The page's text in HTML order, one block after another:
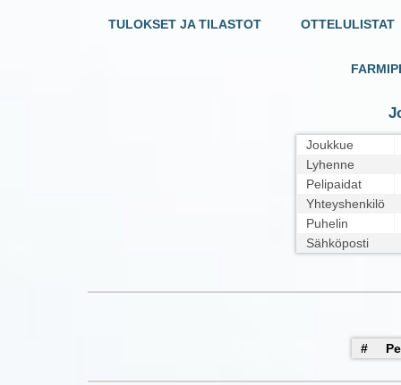
TULOKSET JA TILASTOT OTTELULISTAT
Joukkue
Lyhenne
Pelipaidat
Yhteyshenkilö
Puhelin
Sähköposti
#